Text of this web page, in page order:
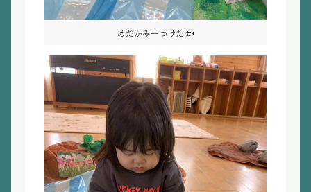
めだかみーつけた🐟